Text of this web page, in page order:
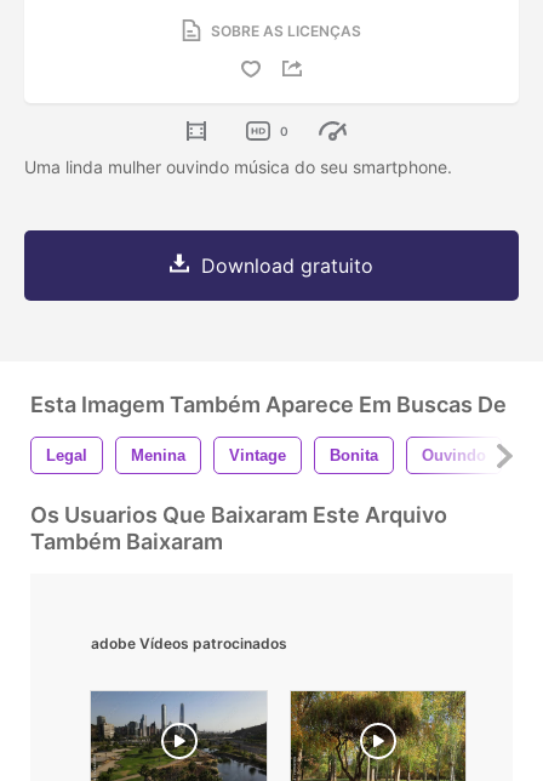
SOBRE AS LICENÇAS
0
Uma linda mulher ouvindo música do seu smartphone.
Download gratuito
Esta Imagem Também Aparece Em Buscas De
Legal Menina Vintage Bonita Ouvindo
Os Usuarios Que Baixaram Este Arquivo
Também Baixaram
adobe Vídeos patrocinados